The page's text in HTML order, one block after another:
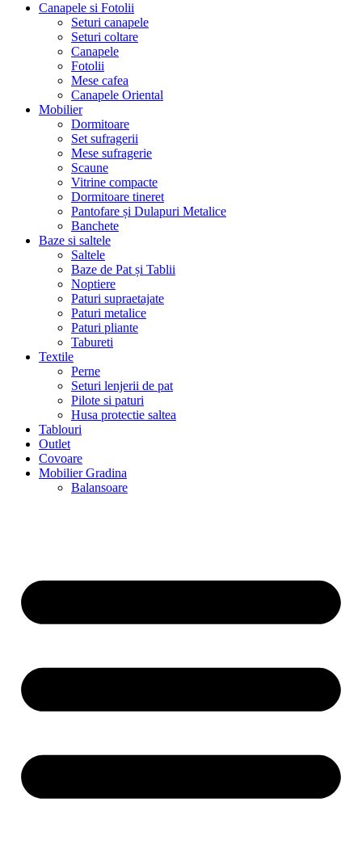
Canapele si Fotolii
Seturi canapele
Seturi coltare
Canapele
Fotolii
Mese cafea
Canapele Oriental
Mobilier
Dormitoare
Set sufragerii
Mese sufragerie
Scaune
Vitrine compacte
Dormitoare tineret
Pantofare și Dulapuri Metalice
Banchete
Baze si saltele
Saltele
Baze de Pat și Tablii
Noptiere
Paturi supraetajate
Paturi metalice
Paturi pliante
Tabureti
Textile
Perne
Seturi lenjerii de pat
Pilote si paturi
Husa protectie saltea
Tablouri
Outlet
Covoare
Mobilier Gradina
Balansoare